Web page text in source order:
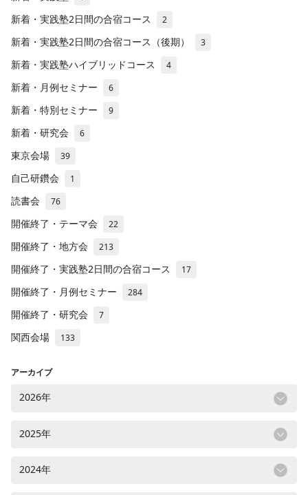
新着・実践塾2日間の合宿コース 2
新着・実践塾2日間の合宿コース（後期） 3
新着・実践塾ハイブリッドコース 4
新着・月例セミナー 6
新着・特別セミナー 9
新着・研究会 6
東京会場 39
自己研鑽会 1
読書会 76
開催終了・テーマ会 22
開催終了・地方会 213
開催終了・実践塾2日間の合宿コース 17
開催終了・月例セミナー 284
開催終了・研究会 7
関西会場 133
アーカイブ
2026年
2025年
2024年